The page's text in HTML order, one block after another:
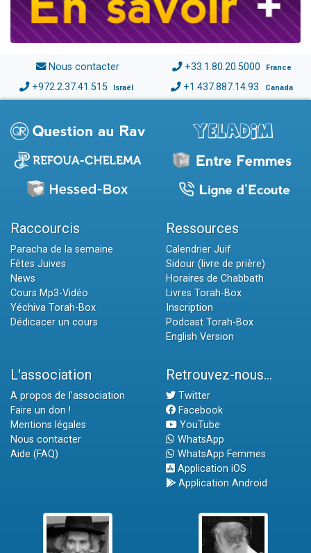
Nous contacter +33.1.80.20.5000 France
+972.2.37.41.515 Israël +1.437.887.14.93 Canada
Raccourcis
Paracha de la semaine
Fêtes Juives
News
Cours Mp3-Vidéo
Yéchiva Torah-Box
Dédicacer un cours
Ressources
Calendrier Juif
Sidour (livre de prière)
Horaires de Chabbath
Livres Torah-Box
Inscription
Podcast Torah-Box
English Version
L'association
A propos de l'association
Faire un don !
Mentions légales
Nous contacter
Aide (FAQ)
Retrouvez-nous...
Twitter
Facebook
YouTube
WhatsApp
WhatsApp Femmes
Application iOS
Application Android